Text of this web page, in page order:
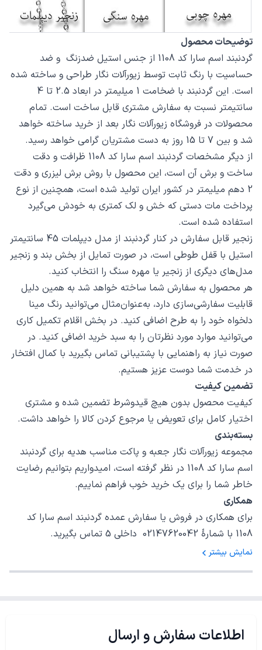
توضیحات محصول
گردنبند اسم سارا کد 1108 از جنس استیل ضدزنگ و ضد
حساسیت با رنگ ثابت توسط زیورآلات نگار طراحی و ساخته شده
است. این گردنبند با ضخامت 1 میلیمتر در ابعاد 2.5 تا 4
سانتیمتر نسبت به سفارش مشتری قابل ساخت است. تمام
محصولات در فروشگاه زیورآلات نگار بعد از خرید ساخته خواهد
شد و بین 7 تا 15 روز به دست مشتریان گرامی خواهد رسید.
از دیگر مشخصات گردنبند اسم سارا کد 1108 ظرافت و دقت
ساخت و برش آن است، این محصول با روش برش لیزری و دقت
2 دهم میلیمتر در کشور ایران تولید شده است، همچنین از نوع
پرداخت مات دستی که خش و لک کمتری به خودش می‌گیرد
استفاده شده است.
زنجیر قابل سفارش در کنار گردنبند از مدل دیپلمات 45 سانتیمتر
استیل با قفل طوطی است، در صورت تمایل از بخش بند و زنجیر
مدل‌های دیگری از زنجیر یا مهره سنگ را انتخاب کنید.
هر محصول به سفارش شما ساخته خواهد شد به همین دلیل
قابلیت سفارشی‌سازی دارد، به‌عنوان‌مثال می‌توانید رنگ مینا
دلخواه خود را به طرح اضافی کنید. در بخش اقلام تکمیل کاری
می‌توانید موارد مورد نظرتان را به سبد خرید اضافی کنید. در
صورت نیاز به راهنمایی با پشتیبانی تماس بگیرید با کمال افتخار
در خدمت شما دوست عزیز هستیم.
تضمین کیفیت
کیفیت محصول بدون هیچ قیدوشرط تضمین شده و مشتری
اختیار کامل برای تعویض یا مرجوع کردن کالا را خواهد داشت.
بسته‌بندی
مجموعه زیورآلات نگار جعبه و پاکت مناسب هدیه برای گردنبند
اسم سارا کد 1108 در نظر گرفته است، امیدواریم بتوانیم رضایت
خاطر شما را برای یک خرید خوب فراهم نماییم.
همکاری
برای همکاری در فروش یا سفارش عمده گردنبند اسم سارا کد
1108 با شمارهٔ 02147620042 داخلی 5 تماس بگیرید.
نمایش بیشتر
اطلاعات سفارش و ارسال